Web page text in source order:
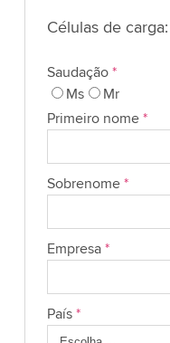
Células de
Saudação *
Ms
Mr
Primeiro nome *
Sobrenome *
Empresa *
País *